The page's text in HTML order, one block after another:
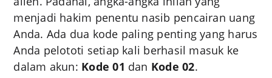
menjadi hakim penentu nasib pencairan uang
Anda. Ada dua kode paling penting yang harus
Anda pelototi setiap kali berhasil masuk ke
dalam akun: Kode 01 dan Kode 02.